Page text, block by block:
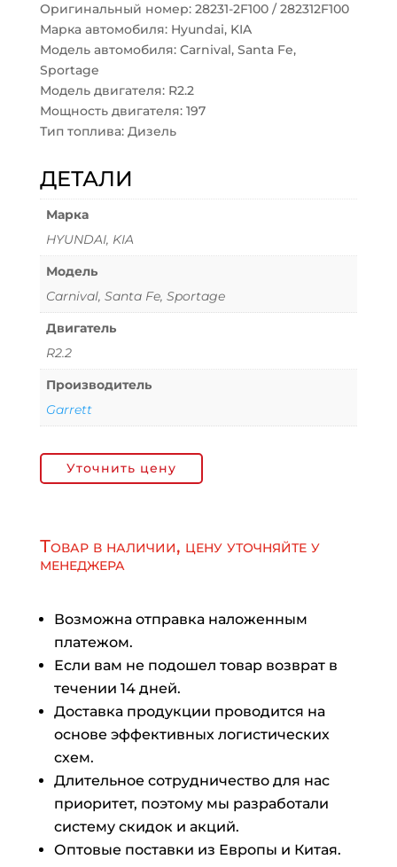
Оригинальный номер: 28231-2F100 / 282312F100
Марка автомобиля: Hyundai, KIA
Модель автомобиля: Carnival, Santa Fe,
Sportage
Модель двигателя: R2.2
Мощность двигателя: 197
Тип топлива: Дизель
ДЕТАЛИ
Марка
HYUNDAI, KIA
Модель
Carnival, Santa Fe, Sportage
Двигатель
R2.2
Производитель
Garrett
Уточнить цену
Товар в наличии, цену уточняйте у
менеджера
Возможна отправка наложенным
платежом.
Если вам не подошел товар возврат в
течении 14 дней.
Доставка продукции проводится на
основе эффективных логистических
схем.
Длительное сотрудничество для нас
приоритет, поэтому мы разработали
систему скидок и акций.
Оптовые поставки из Европы и Китая.